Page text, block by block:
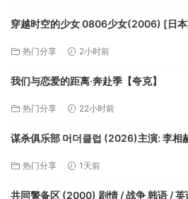
穿越时空的少女 0806少女(2006) [日
热门分享 2小时前
我们与恋爱的距离·奔赴季【夸克】
热门分享 22小时前
谋杀俱乐部 머더클럽 (2026)主演: 李相
热门分享 1天前
共同警备区 (2000) 剧情 / 战争 韩语 / 英语 / 德语 又名: JSA安全地